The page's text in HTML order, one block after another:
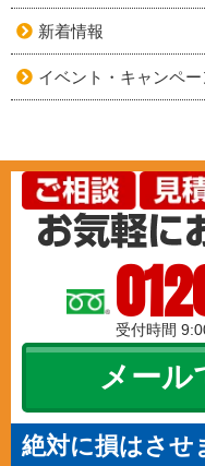
新着情報
イベント・キャンペー
受付時間
メール
絶対に損はさせ